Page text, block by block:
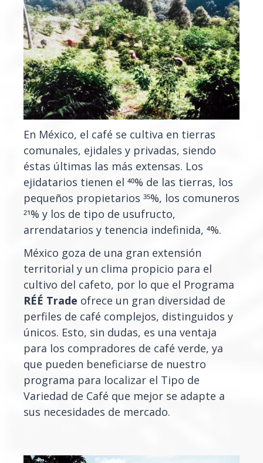
En México, el café se cultiva en tierras
comunales, ejidales y privadas, siendo
éstas últimas las más extensas. Los
ejidatarios tienen el 40% de las tierras, los
pequeños propietarios 35%, los comuneros
21% y los de tipo de usufructo,
arrendatarios y tenencia indefinida, 4%.
México goza de una gran extensión
territorial y un clima propicio para el
cultivo del cafeto, por lo que el Programa
RÉÉ Trade ofrece un gran diversidad de
perfiles de café complejos, distinguidos y
únicos. Esto, sin dudas, es una ventaja
para los compradores de café verde, ya
que pueden beneficiarse de nuestro
programa para localizar el Tipo de
Variedad de Café que mejor se adapte a
sus necesidades de mercado.